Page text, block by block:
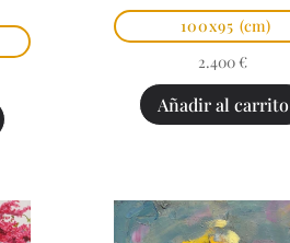
100x95 (cm)
2.400 €
Añadir al carrito